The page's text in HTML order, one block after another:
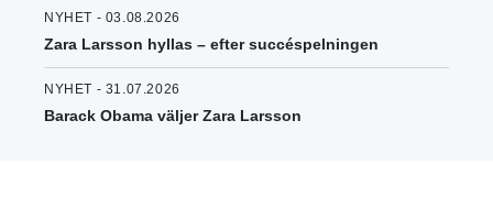
NYHET - 03.08.2026
Zara Larsson hyllas – efter succéspelningen
NYHET - 31.07.2026
Barack Obama väljer Zara Larsson